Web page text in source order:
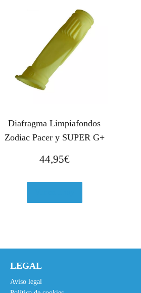
Diafragma Limpiafondos
Zodiac Pacer y SUPER G+
44,95€
LEGAL
Aviso legal